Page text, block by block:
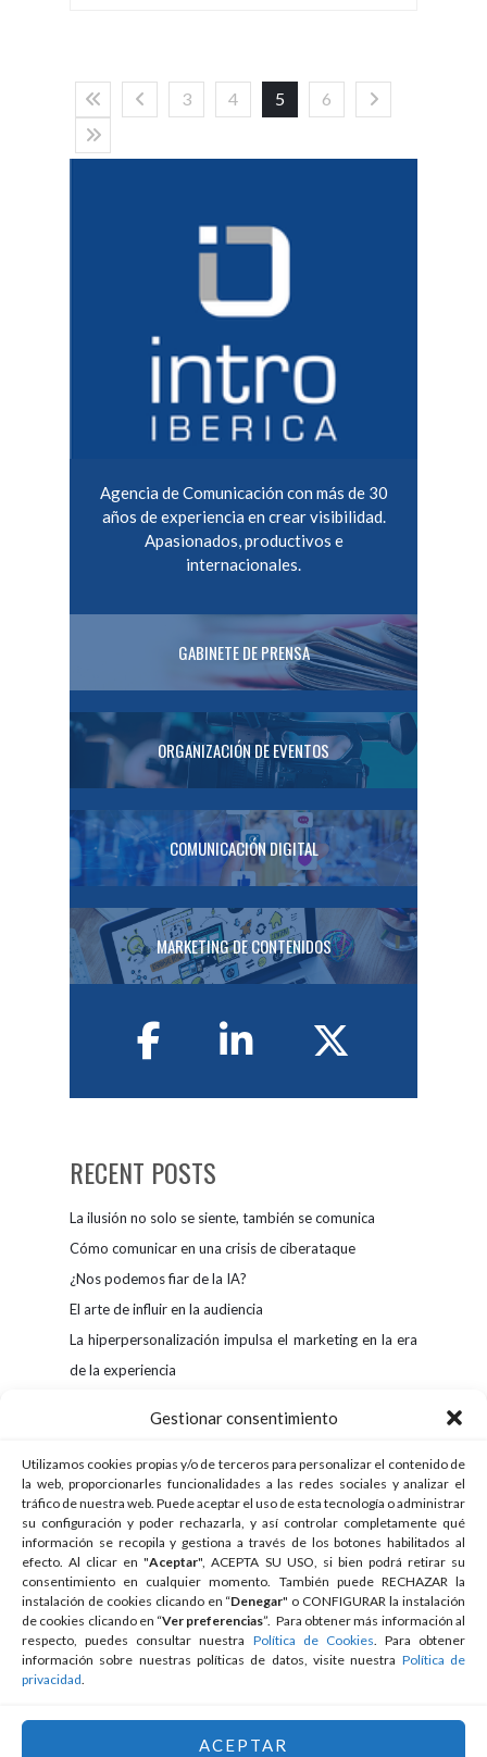
Gestionar consentimiento
Utilizamos cookies propias y/o de terceros para personalizar el contenido de
la web, proporcionarles funcionalidades a las redes sociales y analizar el
tráfico de nuestra web. Puede aceptar el uso de esta tecnología o administrar
su configuración y poder rechazarla, y así controlar completamente qué
información se recopila y gestiona a través de los botones habilitados al
efecto. Al clicar en "Aceptar", ACEPTA SU USO, si bien podrá retirar su
consentimiento en cualquier momento. También puede RECHAZAR la
instalación de cookies clicando en “Denegar" o CONFIGURAR la instalación
de cookies clicando en “Ver preferencias”. Para obtener más información al
respecto, puedes consultar nuestra Política de Cookies. Para obtener
información sobre nuestras políticas de datos, visite nuestra Política de
privacidad.
ACEPTAR
3 4 5 6
Agencia de Comunicación con más de 30
años de experiencia en crear visibilidad.
Apasionados, productivos e
internacionales.
GABINETE DE PRENSA
ORGANIZACIÓN DE EVENTOS
COMUNICACIÓN DIGITAL
MARKETING DE CONTENIDOS
RECENT POSTS
La ilusión no solo se siente, también se comunica
Cómo comunicar en una crisis de ciberataque
¿Nos podemos fiar de la IA?
El arte de influir en la audiencia
La hiperpersonalización impulsa el marketing en la era
de la experiencia
BUSCAR
© 2026 Intro Ibérica Consultores, S.L.